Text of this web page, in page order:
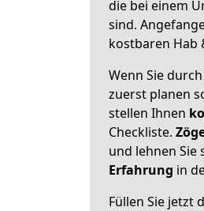
die bei einem
sind.
kostbaren Hab
Wenn Sie
zuerst planen
stellen Ihnen
Checkliste.
und lehnen Sie
Erfahrung in
Füllen Sie jetzt